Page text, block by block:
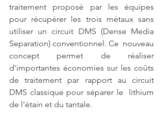
traitement proposé par les équipes
pour récupérer les trois métaux sans
utiliser un circuit DMS (Dense Media
Separation) conventionnel. Ce  nouveau
concept permet de réaliser
d'importantes économies sur les coûts
de traitement par rapport au circuit
DMS classique pour séparer le  lithium
de l'étain et du tantale.